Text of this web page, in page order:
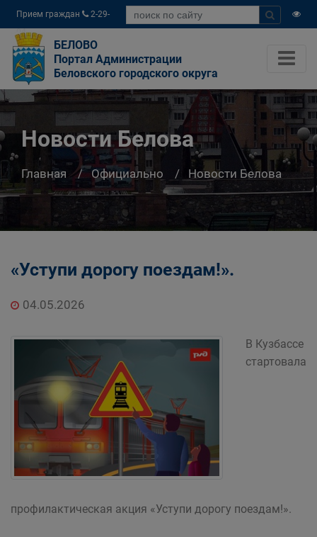
Прием граждан
2-29-
04
БЕЛОВО
Портал Администрации
Беловского городского округа
Новости Белова
Главная Официально Новости Белова
«Уступи дорогу поездам!».
04.05.2026
В Кузбассе
стартовала
профилактическая акция «Уступи дорогу поездам!».